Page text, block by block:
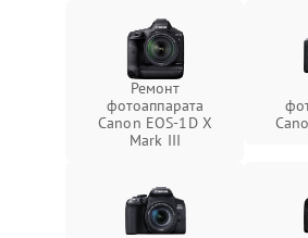
Ремонт
фотоаппарата
Canon EOS‑1D X
Mark III